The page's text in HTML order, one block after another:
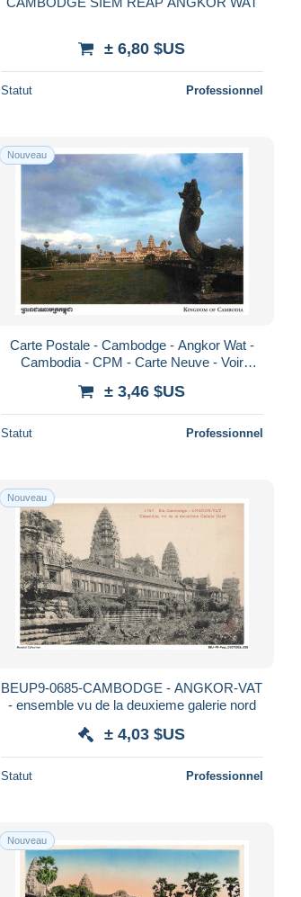
± 6,80 $US
Statut Professionnel
Nouveau
Carte Postale - Cambodge - Angkor Wat -
Cambodia - CPM - Carte Neuve - Voir
-
± 3,46 $US
Statut Professionnel
Nouveau
BEUP9-0685-CAMBODGE - ANGKOR-VAT
- ensemble vu de la deuxieme galerie nord
± 4,03 $US
Statut Professionnel
Nouveau